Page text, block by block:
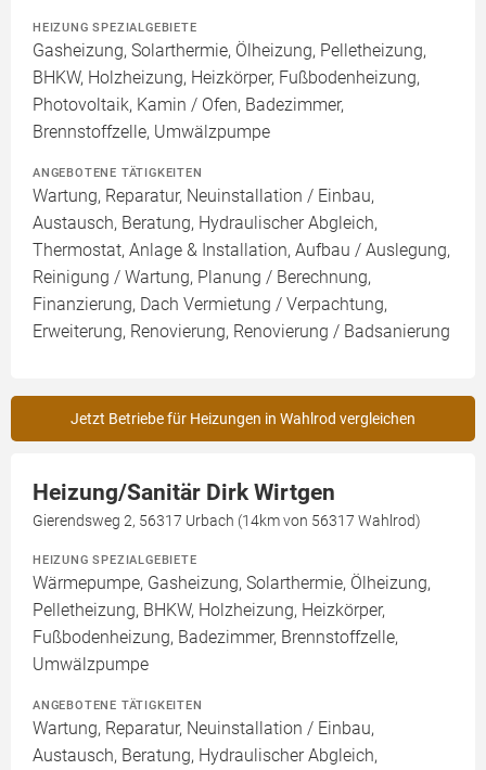
HEIZUNG SPEZIALGEBIETE
Gasheizung, Solarthermie, Ölheizung, Pelletheizung,
BHKW, Holzheizung, Heizkörper, Fußbodenheizung,
Photovoltaik, Kamin / Ofen, Badezimmer,
Brennstoffzelle, Umwälzpumpe
ANGEBOTENE TÄTIGKEITEN
Wartung, Reparatur, Neuinstallation / Einbau,
Austausch, Beratung, Hydraulischer Abgleich,
Thermostat, Anlage & Installation, Aufbau / Auslegung,
Reinigung / Wartung, Planung / Berechnung,
Finanzierung, Dach Vermietung / Verpachtung,
Erweiterung, Renovierung, Renovierung / Badsanierung
Jetzt Betriebe für Heizungen in Wahlrod vergleichen
Heizung/Sanitär Dirk Wirtgen
Gierendsweg 2, 56317 Urbach (14km von 56317 Wahlrod)
HEIZUNG SPEZIALGEBIETE
Wärmepumpe, Gasheizung, Solarthermie, Ölheizung,
Pelletheizung, BHKW, Holzheizung, Heizkörper,
Fußbodenheizung, Badezimmer, Brennstoffzelle,
Umwälzpumpe
ANGEBOTENE TÄTIGKEITEN
Wartung, Reparatur, Neuinstallation / Einbau,
Austausch, Beratung, Hydraulischer Abgleich,